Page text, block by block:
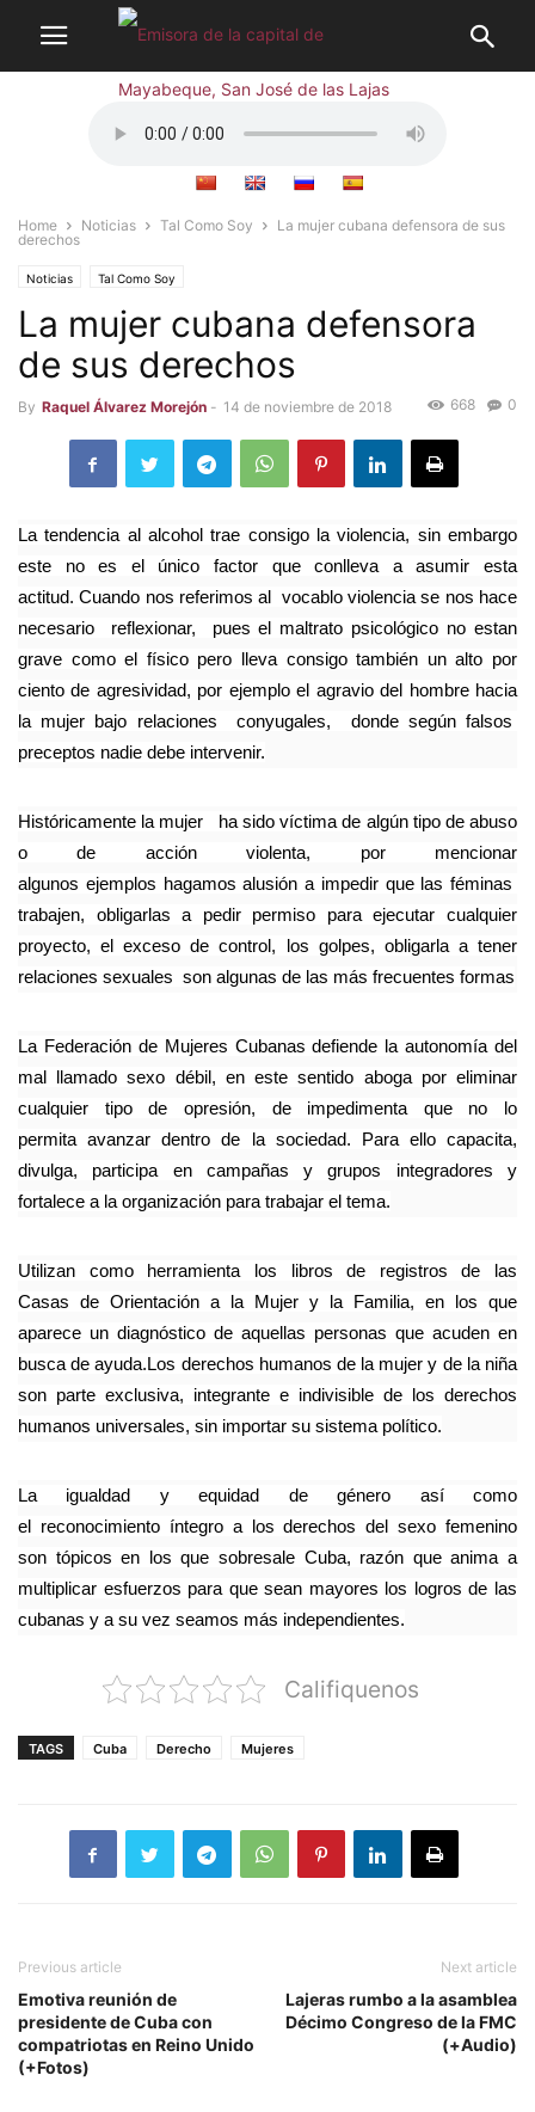
Home Noticias Tal Como Soy
La mujer cubana defensora de sus
derechos
Noticias Tal Como Soy
La mujer cubana defensora
de sus derechos
By Raquel Álvarez Morejón - 14 de noviembre de 2018 0
668
La tendencia al alcohol trae consigo la violencia, sin embargo
este no es el único factor que conlleva a asumir esta
actitud. Cuando nos referimos al vocablo violencia se nos hace
necesario reflexionar, pues el maltrato psicológico no estan
grave como el físico pero lleva consigo también un alto por
ciento de agresividad, por ejemplo el agravio del hombre hacia
la mujer bajo relaciones conyugales, donde según falsos
preceptos nadie debe intervenir.
Históricamente la mujer ha sido víctima de algún tipo de abuso
o de acción violenta, por mencionar
algunos ejemplos hagamos alusión a impedir que las féminas
trabajen, obligarlas a pedir permiso para ejecutar cualquier
proyecto, el exceso de control, los golpes, obligarla a tener
relaciones sexuales son algunas de las más frecuentes formas
La Federación de Mujeres Cubanas defiende la autonomía del
mal llamado sexo débil, en este sentido aboga por eliminar
cualquier tipo de opresión, de impedimenta que no lo
permita avanzar dentro de la sociedad. Para ello capacita,
divulga, participa en campañas y grupos integradores y
fortalece a la organización para trabajar el tema.
Utilizan como herramienta los libros de registros de las
Casas de Orientación a la Mujer y la Familia, en los que
aparece un diagnóstico de aquellas personas que acuden en
busca de ayuda.Los derechos humanos de la mujer y de la niña
son parte exclusiva, integrante e indivisible de los derechos
humanos universales, sin importar su sistema político.
La igualdad y equidad de género así como
el reconocimiento íntegro a los derechos del sexo femenino
son tópicos en los que sobresale Cuba, razón que anima a
multiplicar esfuerzos para que sean mayores los logros de las
cubanas y a su vez seamos más independientes.
Califiquenos
TAGS Cuba Derecho Mujeres
Previous article
Emotiva reunión de
presidente de Cuba con
compatriotas en Reino Unido
(+Fotos)
Next article
Lajeras rumbo a la asamblea
Décimo Congreso de la FMC
(+Audio)